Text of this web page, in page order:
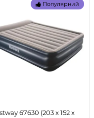
Популярний
67630 (203 x 152 x